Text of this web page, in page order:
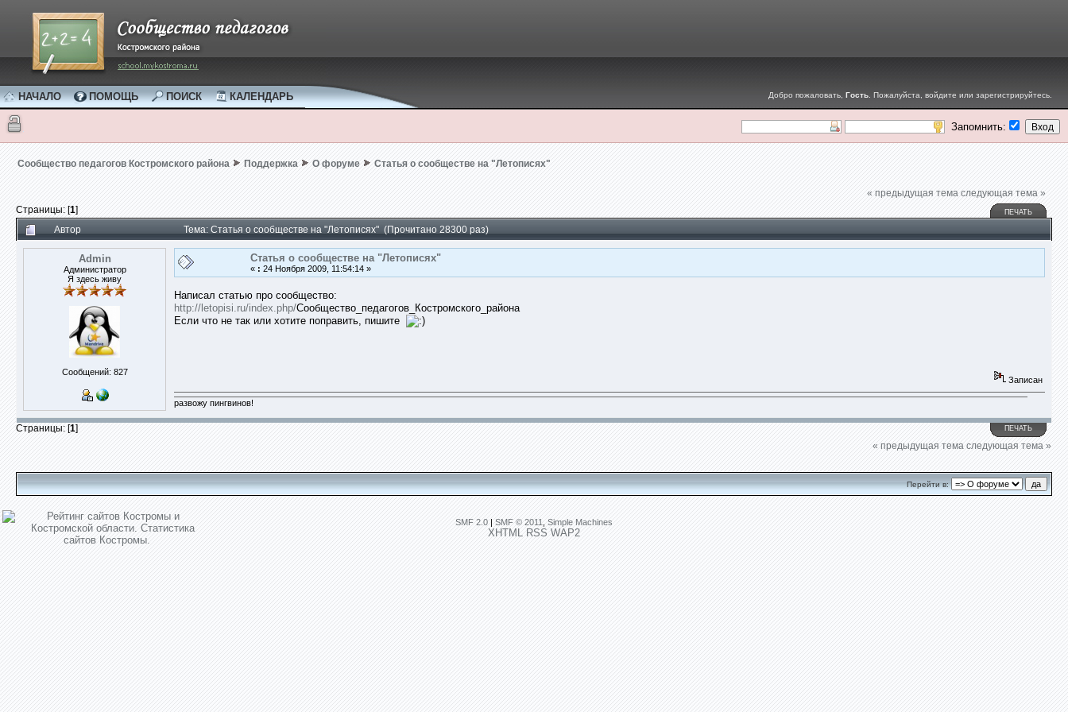
НАЧАЛО ПОМОЩЬ ПОИСК КАЛЕНДАРЬ Добро пожаловать, Гость . Пожалуйста, войдите или зарегистрируйтесь
Запомнить:
Сообщество педагогов Костромского района Поддержка О форуме Статья о сообществе на "Летописях"
Страницы: [1]
« предыдущая тема следующая тема »
ПЕЧАТЬ
Автор Тема: Статья о сообществе на "Летописях" (Прочитано 28300 раз)
Admin
Администратор
Я здесь живу
Сообщений: 827
Статья о сообществе на "Летописях"
« : 24 Ноября 2009, 11:54:14 »
Написал статью про сообщество:
http://letopisi.ru/index.php/Сообщество_педагогов_Костромского_района
Если что не так или хотите поправить, пишите
Записан
развожу пингвинов!
Страницы: [1] ПЕЧАТЬ
« предыдущая тема следующая тема »
Перейти в:
SMF 2.0 | SMF © 2011 Simple Machines
XHTML RSS WAP2